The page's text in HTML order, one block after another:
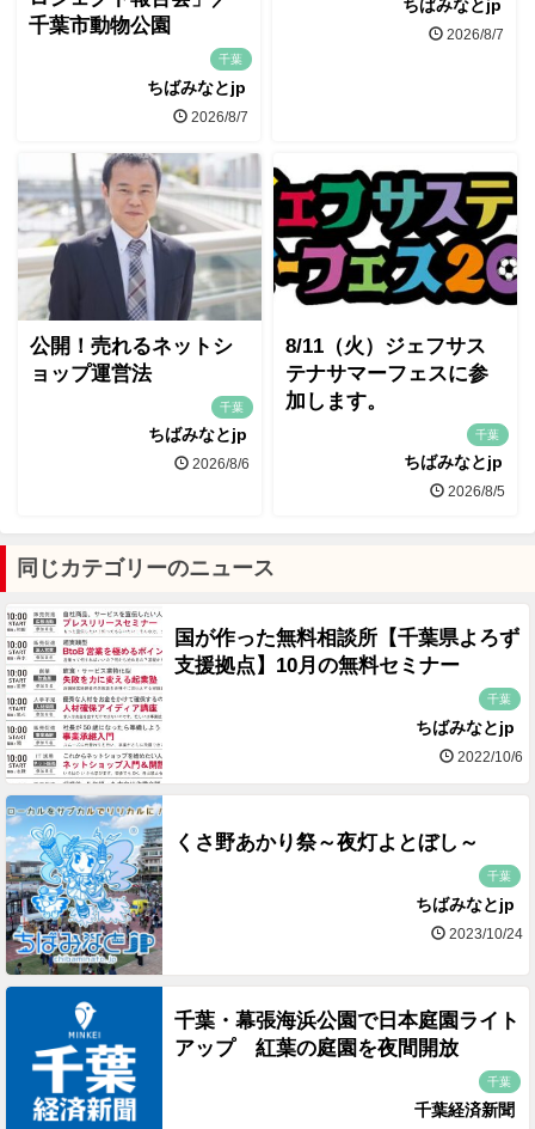
千葉市動物公園
千葉
ちばみなとjp
2026/8/7
ちばみなとjp
2026/8/7
公開！売れるネットシ
ョップ運営法
千葉
ちばみなとjp
2026/8/6
8/11（火）ジェフサス
テナサマーフェスに参
加します。
千葉
ちばみなとjp
2026/8/5
同じカテゴリーのニュース
国が作った無料相談所【千葉県よろず
支援拠点】10月の無料セミナー
千葉
ちばみなとjp
2022/10/6
くさ野あかり祭～夜灯よとぼし～
千葉
ちばみなとjp
2023/10/24
千葉・幕張海浜公園で日本庭園ライト
アップ 紅葉の庭園を夜間開放
千葉
千葉経済新聞